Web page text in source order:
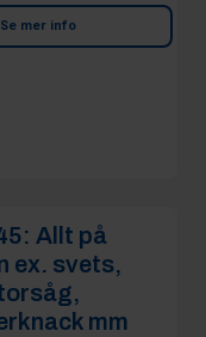
Se mer info
Allt på
ex. svets,
mm